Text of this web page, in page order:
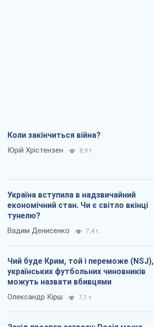
Коли закінчиться війна?
Юрій Хрістензен 8,9 т.
Україна вступила в надзвичайний
економічний стан. Чи є світло вкінці
тунелю?
Вадим Денисенко 7,4 т.
Чий буде Крим, той і переможе
українських футбольних чиновників
можуть назвати вбивцями
Олександр Кірш 7,1 т.